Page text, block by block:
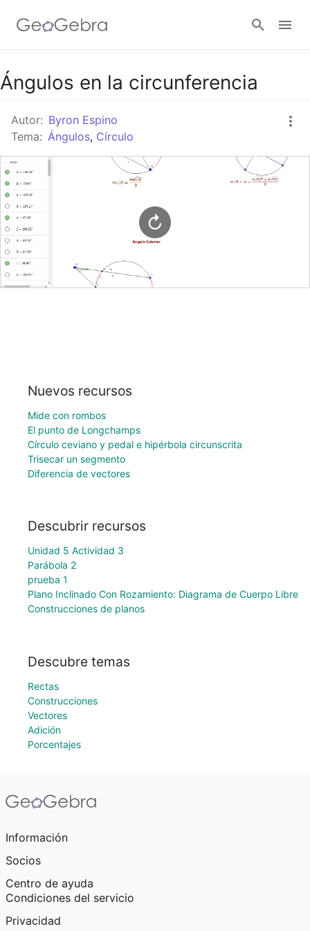
Google Classroom
GeoGebra Classroom
Abrir sesión
Ángulos en la circunferencia
Autor: Byron Espino
Tema: Ángulos, Círculo
Nuevos recursos
Mide con rombos
El punto de Longchamps
Círculo ceviano y pedal e hipérbola circunscrita
Trisecar un segmento
Diferencia de vectores
Descubrir recursos
Unidad 5 Actividad 3
Parábola 2
prueba 1
Plano Inclinado Con Rozamiento: Diagrama de Cuerpo Libre
Construcciones de planos
Descubre temas
Rectas
Construcciones
Vectores
Adición
Porcentajes
Información
Socios
Centro de ayuda
Condiciones del servicio
Privacidad